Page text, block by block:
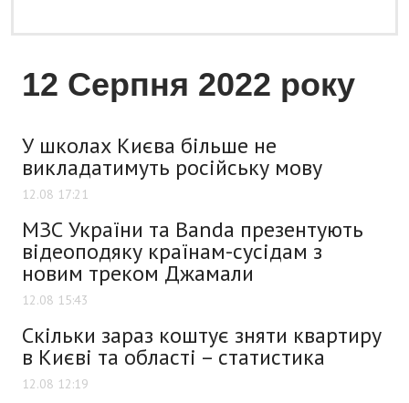
12 Серпня 2022 року
У школах Києва більше не
викладатимуть російську мову
12.08 17:21
МЗС України та Banda презентують
відеоподяку країнам-сусідам з
новим треком Джамали
12.08 15:43
Скільки зараз коштує зняти квартиру
в Києві та області – статистика
12.08 12:19